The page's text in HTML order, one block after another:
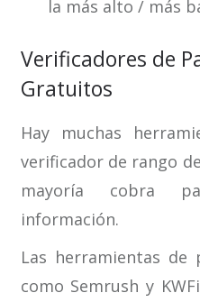
la más alto / más
Verificadores de
Gratuitos
Hay muchas
verificador de rango
mayoría cobra
información.
Las herramientas de
como Semrush y